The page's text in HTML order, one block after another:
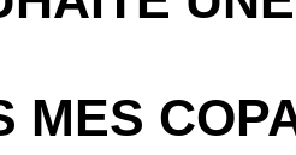
MES